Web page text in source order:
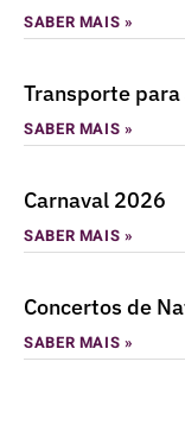
SABER MAIS »
Transporte
SABER MAIS »
Carnaval 2026
SABER MAIS »
Concertos de
SABER MAIS »